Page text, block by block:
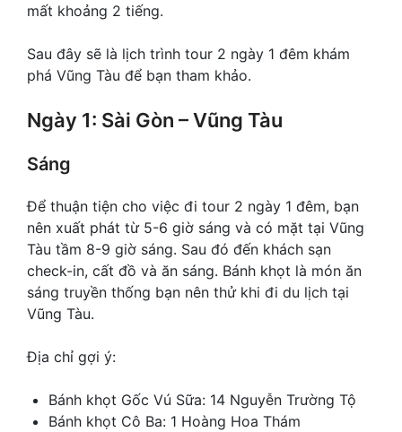
mất khoảng 2 tiếng.
Sau đây sẽ là lịch trình tour 2 ngày 1 đêm khám
phá Vũng Tàu để bạn tham khảo.
Ngày 1: Sài Gòn – Vũng Tàu
Sáng
Để thuận tiện cho việc đi tour 2 ngày 1 đêm, bạn
nên xuất phát từ 5-6 giờ sáng và có mặt tại Vũng
Tàu tầm 8-9 giờ sáng. Sau đó đến khách sạn
check-in, cất đồ và ăn sáng. Bánh khọt là món ăn
sáng truyền thống bạn nên thử khi đi du lịch tại
Vũng Tàu.
Địa chỉ gợi ý:
Bánh khọt Gốc Vú Sữa: 14 Nguyễn Trường Tộ
Bánh khọt Cô Ba: 1 Hoàng Hoa Thám